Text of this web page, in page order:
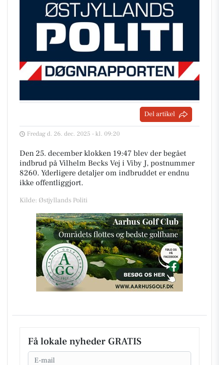
Del artikel
Fredag d. 26. dec. 2025 - kl. 09:20
Den 25. december klokken 19:47 blev der begået
indbrud på Vilhelm Becks Vej i Viby J, postnummer
8260. Yderligere detaljer om indbruddet er endnu
ikke offentliggjort.
Kilde: Østjyllands Politi
Få lokale nyheder GRATIS
Email